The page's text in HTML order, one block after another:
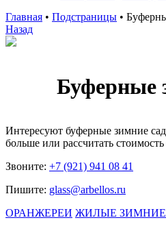
Главная • Подстраницы •
Назад
Буферные
Интересуют буферные зимние
больше или рассчитать
Звоните: +7 (921) 941 08 41
Пишите: glass@arbellos.ru
ОРАНЖЕРЕИ ЖИЛЫЕ